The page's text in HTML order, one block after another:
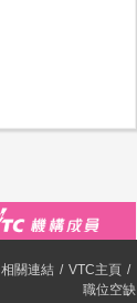
相關連結
VTC主頁
職位空缺